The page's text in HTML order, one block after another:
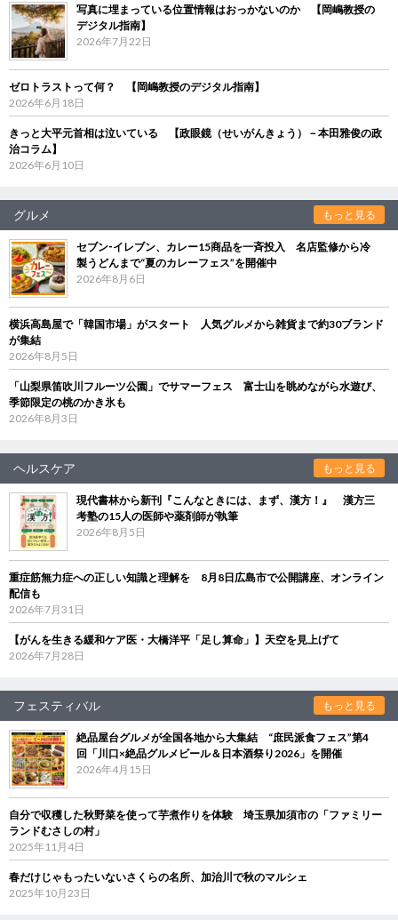
写真に埋まっている位置情報はおっかないのか 【岡嶋教授の
デジタル指南】
2026年7月22日
ゼロトラストって何？ 【岡嶋教授のデジタル指南】
2026年6月18日
きっと大平元首相は泣いている 【政眼鏡（せいがんきょう）－本田雅俊の政
治コラム】
2026年6月10日
グルメ もっと見る
セブン‐イレブン、カレー15商品を一斉投入 名店監修から冷
製うどんまで“夏のカレーフェス”を開催中
2026年8月6日
横浜高島屋で「韓国市場」がスタート 人気グルメから雑貨まで約30ブランド
が集結
2026年8月5日
「山梨県笛吹川フルーツ公園」でサマーフェス 富士山を眺めながら水遊び、
季節限定の桃のかき氷も
2026年8月3日
ヘルスケア もっと見る
現代書林から新刊『こんなときには、まず、漢方！』 漢方三
考塾の15人の医師や薬剤師が執筆
2026年8月5日
重症筋無力症への正しい知識と理解を 8月8日広島市で公開講座、オンライン
配信も
2026年7月31日
【がんを生きる緩和ケア医・大橋洋平「足し算命」】天空を見上げて
2026年7月28日
フェスティバル もっと見る
絶品屋台グルメが全国各地から大集結 “庶民派食フェス”第4
回「川口×絶品グルメビール＆日本酒祭り2026」を開催
2026年4月15日
自分で収穫した秋野菜を使って芋煮作りを体験 埼玉県加須市の「ファミリー
ランドむさしの村」
2025年11月4日
春だけじゃもったいないさくらの名所、加治川で秋のマルシェ
2025年10月23日